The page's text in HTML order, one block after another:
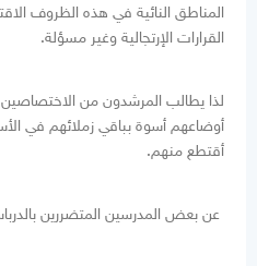
المناطق النائية في هذه الظروف
القرارات الإرتجالية وغير مسؤلة.
لذا يطالب المرشدون من
أوضاعهم أسوة بباقي زملائهم في
أقتطع منهم.
عن بعض المدرسين المتضررين